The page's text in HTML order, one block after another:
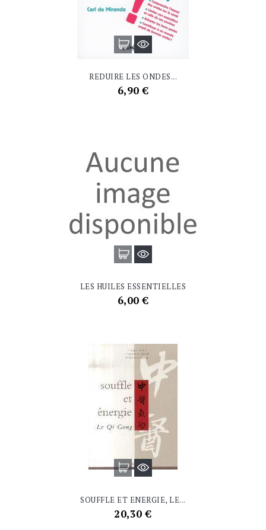
REDUIRE LES ONDES...
Prix
6,90 €
LES HUILES ESSENTIELLES
Prix
6,00 €
SOUFFLE ET ENERGIE, LE...
Prix
20,30 €